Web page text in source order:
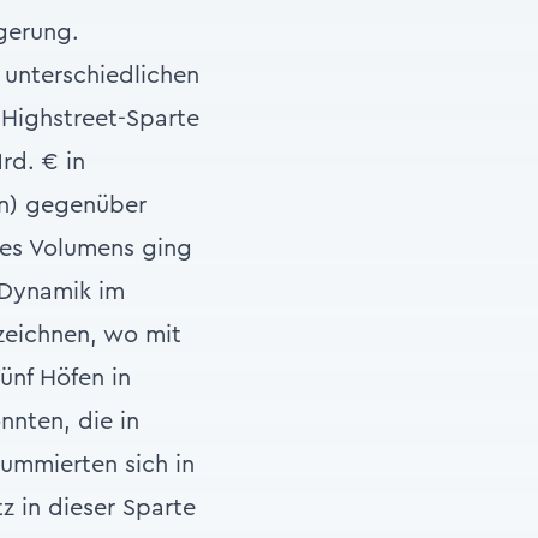
Sparte
€ in
gegenüber
Volumens ging
im
wo mit
Höfen in
die in
sich in
in dieser Sparte